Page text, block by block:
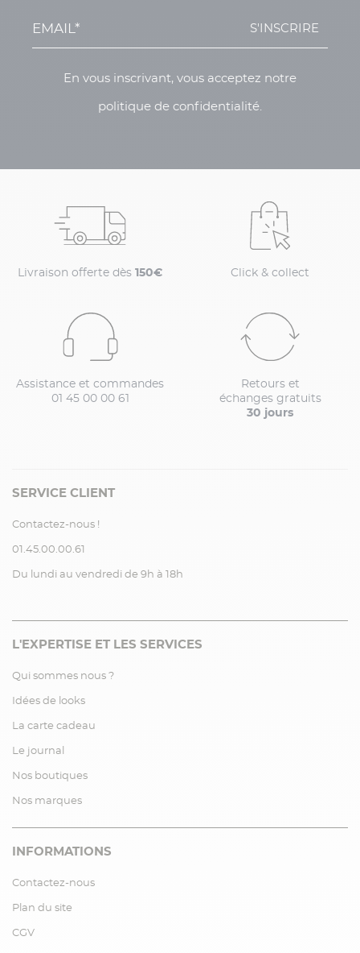
S'INSCRIRE
En vous inscrivant, vous acceptez notre
politique de confidentialité.
Livraison offerte dès 150€ Click & collect
Assistance et commandes
01 45 00 00 61
Retours et
échanges gratuits
30 jours
SERVICE CLIENT
Contactez-nous !
01.45.00.00.61
Du lundi au vendredi de 9h à 18h
L'EXPERTISE ET LES SERVICES
Qui sommes nous ?
Idées de looks
La carte cadeau
Le journal
Nos boutiques
Nos marques
INFORMATIONS
Contactez-nous
Plan du site
CGV